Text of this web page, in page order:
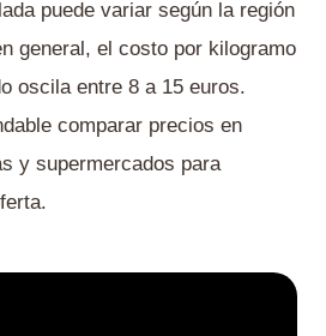
puede variar según la región
general, el costo por kilogramo
oscila entre 8 a 15 euros.
comparar precios en
y supermercados para